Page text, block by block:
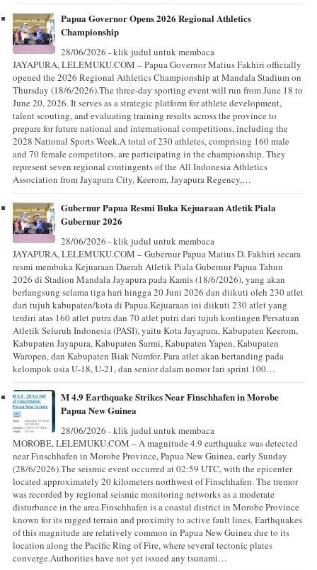
Papua Governor Opens 2026 Regional Athletics
Championship
28/06/2026 - klik judul untuk membaca
JAYAPURA, LELEMUKU.COM – Papua Governor Matius Fakhiri officially
opened the 2026 Regional Athletics Championship at Mandala Stadium on
Thursday (18/6/2026).The three-day sporting event will run from June 18 to
June 20, 2026. It serves as a strategic platform for athlete development,
talent scouting, and evaluating training results across the province to
prepare for future national and international competitions, including the
2028 National Sports Week.A total of 230 athletes, comprising 160 male
and 70 female competitors, are participating in the championship. They
represent seven regional contingents of the All Indonesia Athletics
Association from Jayapura City, Keerom, Jayapura Regency,…
Gubernur Papua Resmi Buka Kejuaraan Atletik Piala
Gubernur 2026
28/06/2026 - klik judul untuk membaca
JAYAPURA, LELEMUKU.COM – Gubernur Papua Matius D. Fakhiri secara
resmi membuka Kejuaraan Daerah Atletik Piala Gubernur Papua Tahun
2026 di Stadion Mandala Jayapura pada Kamis (18/6/2026), yang akan
berlangsung selama tiga hari hingga 20 Juni 2026 dan diikuti oleh 230 atlet
dari tujuh kabupaten/kota di Papua.Kejuaraan ini diikuti 230 atlet yang
terdiri atas 160 atlet putra dan 70 atlet putri dari tujuh kontingen Persatuan
Atletik Seluruh Indonesia (PASI), yaitu Kota Jayapura, Kabupaten Keerom,
Kabupaten Jayapura, Kabupaten Sarmi, Kabupaten Yapen, Kabupaten
Waropen, dan Kabupaten Biak Numfor. Para atlet akan bertanding pada
kelompok usia U-18, U-21, dan senior dalam nomor lari sprint 100…
M 4.9 Earthquake Strikes Near Finschhafen in Morobe
Papua New Guinea
28/06/2026 - klik judul untuk membaca
MOROBE, LELEMUKU.COM – A magnitude 4.9 earthquake was detected
near Finschhafen in Morobe Province, Papua New Guinea, early Sunday
(28/6/2026).The seismic event occurred at 02:59 UTC, with the epicenter
located approximately 20 kilometers northwest of Finschhafen. The tremor
was recorded by regional seismic monitoring networks as a moderate
disturbance in the area.Finschhafen is a coastal district in Morobe Province
known for its rugged terrain and proximity to active fault lines. Earthquakes
of this magnitude are relatively common in Papua New Guinea due to its
location along the Pacific Ring of Fire, where several tectonic plates
converge.Authorities have not yet issued any tsunami…